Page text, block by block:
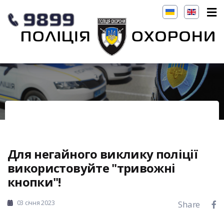
Для негайного виклику поліції
використовуйте "тривожні
кнопки"!
03 січня 2023 Share